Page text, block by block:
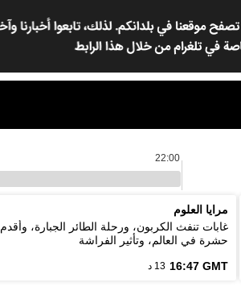
22:00
مرايا العلوم
غابات تنفث الكربون، ورحلة الطائر الجبارة، وأقدم
حشرة في العالم، وتأثير الفراشة
16:47 GMT 13 د